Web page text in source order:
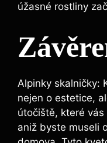
úžasné rostliny
Alpinky skalničky:
nejen o estetice,
útočiště, které
aniž byste museli